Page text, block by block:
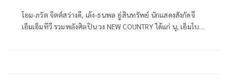
โอม-ภวัต จิตต์สว่างดี, เล้ง-ธนพล อู่สินทรัพย์ นักแสดงสังกัดจี
เอ็มเอ็มทีวี รวมพลังศิลปิน วง NEW COUNTRY ได้แก่ นุ, เอ็มโบ,